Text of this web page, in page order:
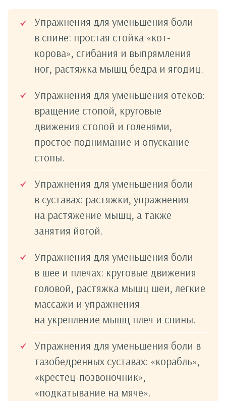
Упражнения для уменьшения боли
в спине: простая стойка «кот-
корова», сгибания и выпрямления
ног, растяжка мышц бедра и ягодиц.
Упражнения для уменьшения отеков:
вращение стопой, круговые
движения стопой и голенями,
простое поднимание и опускание
стопы.
Упражнения для уменьшения боли
в суставах: растяжки, упражнения
на растяжение мышц, а также
занятия йогой.
Упражнения для уменьшения боли
в шее и плечах: круговые движения
головой, растяжка мышц шеи, легкие
массажи и упражнения
на укрепление мышц плеч и спины.
Упражнения для уменьшения боли в
тазобедренных суставах: «корабль»,
«крестец-позвоночник»,
«подкатывание на мяче».